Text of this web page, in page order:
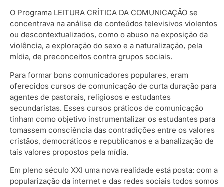
O Programa LEITURA CRÍTICA DA COMUNICAÇÃO se
concentrava na análise de conteúdos televisivos violentos
ou descontextualizados, como o abuso na exposição da
violência, a exploração do sexo e a naturalização, pela
mídia, de preconceitos contra grupos sociais.
Para formar bons comunicadores populares, eram
oferecidos cursos de comunicação de curta duração para
agentes de pastorais, religiosos e estudantes
secundaristas. Esses cursos práticos de comunicação
tinham como objetivo instrumentalizar os estudantes para
tomassem consciência das contradições entre os valores
cristãos, democráticos e republicanos e a banalização de
tais valores propostos pela mídia.
Em pleno século XXI uma nova realidade está posta: com a
popularização da internet e das redes sociais todos somos